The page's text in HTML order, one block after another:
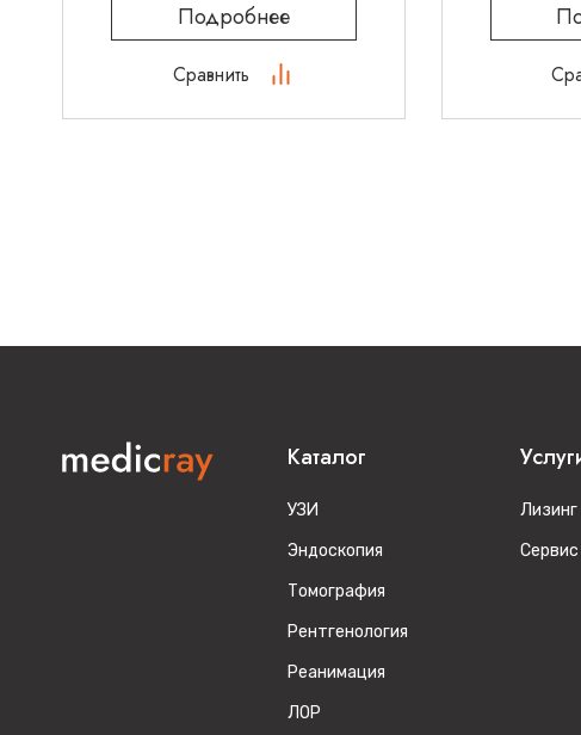
Подробнее
Сравнить
Каталог
УЗИ
Эндоскопия
Томография
Рентгенология
Реанимация
ЛОР
Лизинг
Сервис